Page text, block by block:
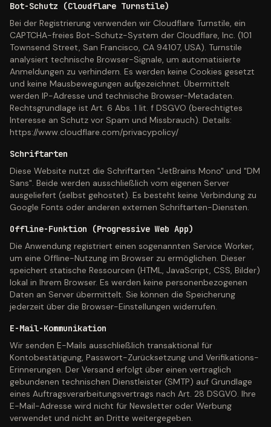
Bot-Schutz (Cloudflare Turnstile)
Bei der Registrierung verwenden wir Cloudflare Turnstile, ein
CAPTCHA-freies Bot-Schutz-System der Cloudflare, Inc. (101
Townsend Street, San Francisco, CA 94107, USA). Turnstile
analysiert technische Browser-Signale, um automatisierte
Anmeldungen zu verhindern. Es werden keine Cookies gesetzt
und keine Mausbewegungen aufgezeichnet. Übermittelt
werden IP-Adresse und technische Browser-Metadaten.
Rechtsgrundlage ist Art. 6 Abs. 1 lit. f DSGVO (berechtigtes
Interesse an Schutz vor Spam und Missbrauch). Details:
https://www.cloudflare.com/privacypolicy/
Schriftarten
Diese Website nutzt die Schriftarten "JetBrains Mono" und "DM
Sans". Beide werden ausschließlich vom eigenen Server
ausgeliefert (selbst gehostet). Es besteht keine Verbindung zu
Google Fonts oder anderen externen Schriftarten-Diensten.
Offline-Funktion (Progressive Web App)
Die Anwendung registriert einen sogenannten Service Worker,
um eine Offline-Nutzung im Browser zu ermöglichen. Dieser
speichert statische Ressourcen (HTML, JavaScript, CSS, Bilder)
lokal in Ihrem Browser. Es werden keine personenbezogenen
Daten an Server übermittelt. Sie können die Speicherung
jederzeit über die Browser-Einstellungen widerrufen.
E-Mail-Kommunikation
Wir senden E-Mails ausschließlich transaktional für
Kontobestätigung, Passwort-Zurücksetzung und Verifikations-
Erinnerungen. Der Versand erfolgt über einen vertraglich
gebundenen technischen Dienstleister (SMTP) auf Grundlage
eines Auftragsverarbeitungsvertrags nach Art. 28 DSGVO. Ihre
E-Mail-Adresse wird nicht für Newsletter oder Werbung
verwendet und nicht an Dritte weitergegeben.